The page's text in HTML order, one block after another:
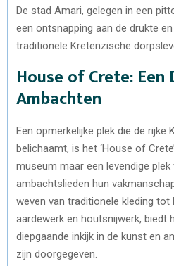
De stad Amari, gelegen in een
een ontsnapping aan de drukte
traditionele Kretenzische
House of Crete:
Ambachten
Een opmerkelijke plek die de rijke
belichaamt, is het ‘House of
museum maar een levendige plek
ambachtslieden hun
weven van traditionele kleding tot
aardewerk en houtsnijwerk, biedt
diepgaande inkijk in de kunst en
zijn doorgegeven.